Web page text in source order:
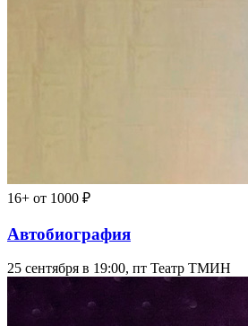
16+ от 1000 ₽
Автобиография
25 сентября в 19:00, пт Театр ТМИН